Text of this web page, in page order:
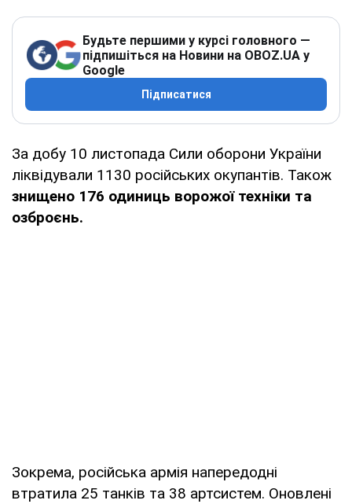
Будьте першими у курсі головного —
підпишіться на Новини на OBOZ.UA у
Google
Підписатися
За добу 10 листопада Сили оборони України
ліквідували 1130 російських окупантів. Також
знищено 176 одиниць ворожої техніки та
озброєнь.
Зокрема, російська армія напередодні
втратила 25 танків та 38 артсистем. Оновлені